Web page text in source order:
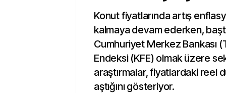
Konut fiyatlarında artış
kalmaya devam ederken,
Cumhuriyet Merkez Bankası
Endeksi (KFE) olmak üzere
araştırmalar, fiyatlardaki reel
aştığını gösteriyor.